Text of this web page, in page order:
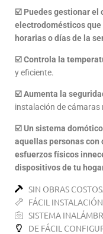
☑️ Puedes gestionar el
electrodomésticos que
horarias o días de la
☑️ Controla la
y eficiente.
☑️ Aumenta la
instalación de cámaras
☑️ Un sistema
aquellas personas
esfuerzos físicos
dispositivos de tu
SIN OBRAS
FÁCIL INSTALACIÓN
SISTEMA
DE FÁCIL